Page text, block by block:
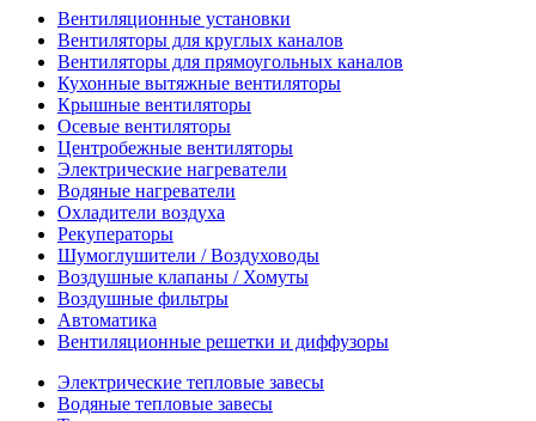
Вентиляционные установки
Вентиляторы для круглых каналов
Вентиляторы для прямоугольных каналов
Кухонные вытяжные вентиляторы
Крышные вентиляторы
Осевые вентиляторы
Центробежные вентиляторы
Электрические нагреватели
Водяные нагреватели
Охладители воздуха
Рекуператоры
Шумоглушители / Воздуховоды
Воздушные клапаны / Хомуты
Воздушные фильтры
Автоматика
Вентиляционные решетки и диффузоры
Электрические тепловые завесы
Водяные тепловые завесы